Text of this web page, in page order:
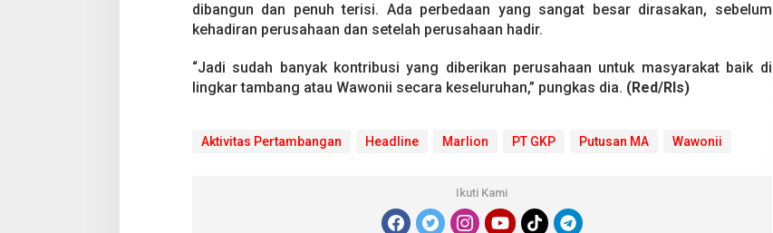
dibangun dan penuh terisi. Ada perbedaan yang sangat besar dirasakan, sebelum
kehadiran perusahaan dan setelah perusahaan hadir.
“Jadi sudah banyak kontribusi yang diberikan perusahaan untuk masyarakat baik di
lingkar tambang atau Wawonii secara keseluruhan,” pungkas dia. (Red/Rls)
Aktivitas Pertambangan Headline Marlion PT GKP Putusan MA Wawonii
Ikuti Kami